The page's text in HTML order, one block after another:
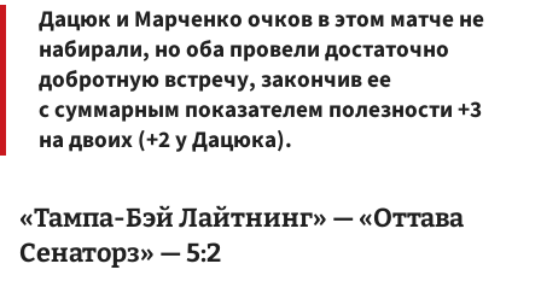
Дацюк и Марченко очков в этом матче не
набирали, но оба провели достаточно
добротную встречу, закончив ее
с суммарным показателем полезности +3
на двоих (+2 у Дацюка).
«Тампа-Бэй Лайтнинг» — «Оттава
Сенаторз» — 5:2